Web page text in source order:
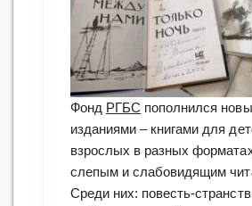
Фонд РГБС пополнился
изданиями – книгами для
взрослых в разных
слепым и слабовидящим
Среди них: повесть-